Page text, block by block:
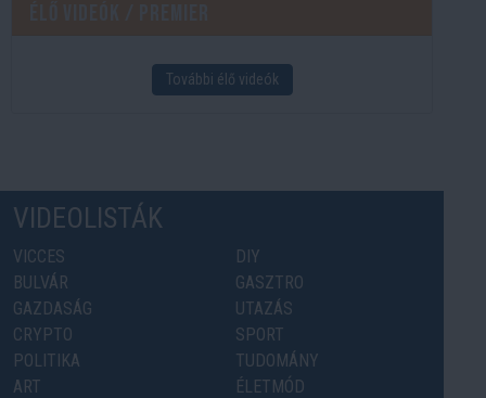
További élő videók
VIDEOLISTÁK
VICCES
BULVÁR
GAZDASÁG
CRYPTO
POLITIKA
ART
DIY
GASZTRO
UTAZÁS
SPORT
TUDOMÁNY
ÉLETMÓD